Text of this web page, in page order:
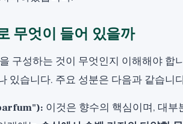
무엇이 들어 있을까
구성하는 것이 무엇인지 이해해야 합
있습니다. 주요 성분은 다음과 같습니
이것은 향수의 핵심이며, 대부